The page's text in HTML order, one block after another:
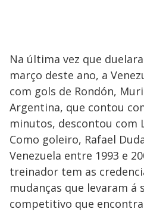
Na última vez que
março deste ano, a
com gols de Rondón,
Argentina, que contou
minutos, descontou com
Como goleiro, Rafael
Venezuela entre 1993 e
treinador tem as
mudanças que levaram á
competitivo que